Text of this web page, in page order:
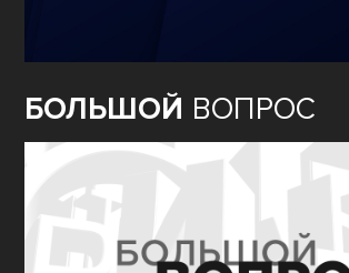
БОЛЬШОЙ ВОПРОС